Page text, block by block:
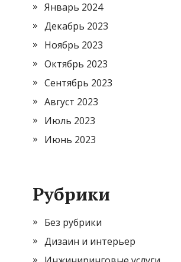
Январь 2024
Декабрь 2023
Ноябрь 2023
Октябрь 2023
Сентябрь 2023
Август 2023
Июль 2023
Июнь 2023
Рубрики
Без рубрики
Дизаин и интерьер